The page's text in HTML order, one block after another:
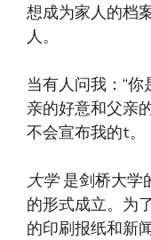
想成为家人的档
人。
当有人问我：“
亲的好意和父亲
不会宣布我的t。
大学是剑桥大学
的形式成立。为
的印刷报纸和新